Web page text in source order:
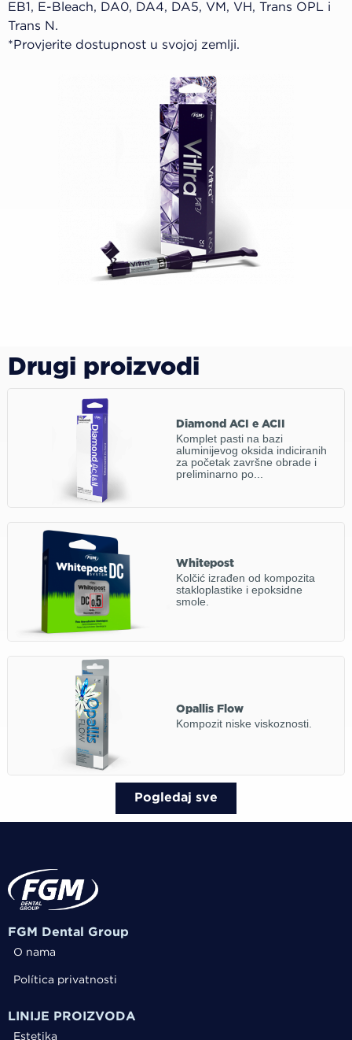
EB1, E-Bleach, DA0, DA4, DA5, VM, VH, Trans OPL i
Trans N.
*Provjerite dostupnost u svojoj zemlji.
Drugi proizvodi
Diamond ACI e ACII
Komplet pasti na bazi
aluminijevog oksida indiciranih
za početak završne obrade i
preliminarno po...
Whitepost
Kolčić izrađen od kompozita
stakloplastike i epoksidne
smole.
Opallis Flow
Kompozit niske viskoznosti.
Pogledaj sve
FGM Dental Group
O nama
Política privatnosti
LINIJE PROIZVODA
Estetika